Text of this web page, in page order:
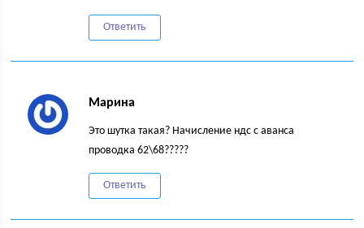
Ответить
Марина
Это шутка такая? Начисление ндс с аванса
проводка 62\68?????
Ответить